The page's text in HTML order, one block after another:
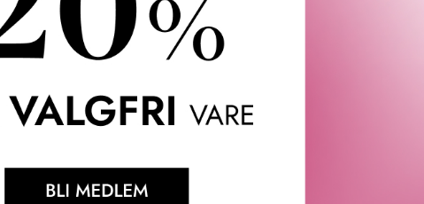
vaniljemilkshake og legger seg som et mykt og luftig duftslør over
tilfører en eksklusiv blomstrende karakter.
en perfekt balanse mellom sødme og dristig sensualitet.
blomsteraktig karakter.